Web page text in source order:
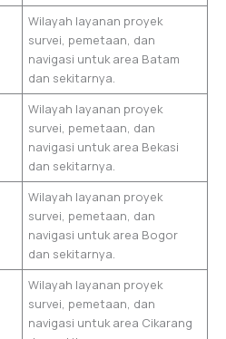
Wilayah layanan proyek
survei, pemetaan, dan
navigasi untuk area Batam
dan sekitarnya.
Wilayah layanan proyek
survei, pemetaan, dan
navigasi untuk area Bekasi
dan sekitarnya.
Wilayah layanan proyek
survei, pemetaan, dan
navigasi untuk area Bogor
dan sekitarnya.
Wilayah layanan proyek
survei, pemetaan, dan
navigasi untuk area Cikarang